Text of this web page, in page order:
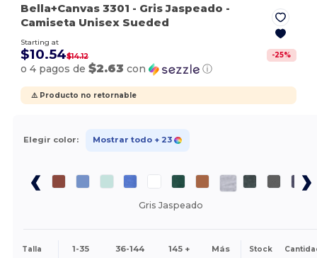
Bella+Canvas 3301 - Gris Jaspeado -
Camiseta Unisex Sueded
Starting at
$10.54$14.12 -25%
o 4 pagos de$2.63 con ⓘ
⚠️ Producto no retornable
Elegir color: Mostrar todo + 23
Gris Jaspeado
Talla 1-35 36-144 145 + Más Stock